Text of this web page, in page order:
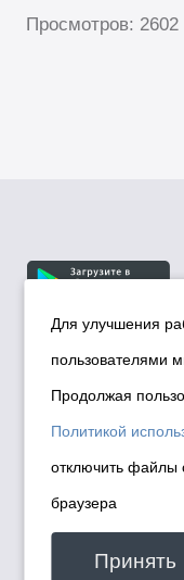
Просмотров: 2602
© Департамент
города
Политика
Политика по
данных в
мэрии города
Техническая
Для улучшения
пользователями
Продолжая
Политикой
отключить файлы
браузера
Принять